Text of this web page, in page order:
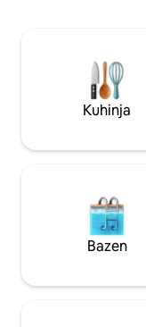
drugih aktivnosti na
Kuhinja
Bazen